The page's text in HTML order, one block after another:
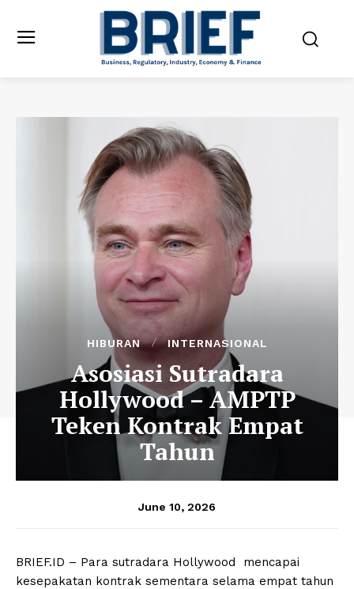
HIBURAN INTERNASIONAL
Asosiasi Sutradara
Hollywood – AMPTP
Teken Kontrak Empat
Tahun
June 10, 2026
BRIEF.ID – Para sutradara Hollywood mencapai
kesepakatan kontrak sementara selama empat tahun